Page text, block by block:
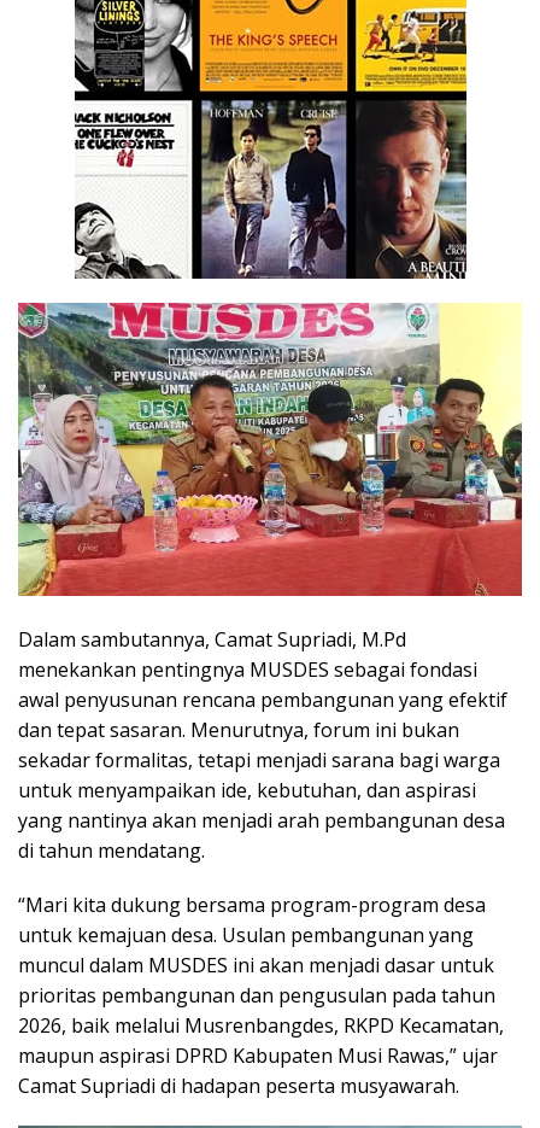
Dalam sambutannya, Camat Supriadi, M.Pd
menekankan pentingnya MUSDES sebagai fondasi
awal penyusunan rencana pembangunan yang efektif
dan tepat sasaran. Menurutnya, forum ini bukan
sekadar formalitas, tetapi menjadi sarana bagi warga
untuk menyampaikan ide, kebutuhan, dan aspirasi
yang nantinya akan menjadi arah pembangunan desa
di tahun mendatang.
“Mari kita dukung bersama program-program desa
untuk kemajuan desa. Usulan pembangunan yang
muncul dalam MUSDES ini akan menjadi dasar untuk
prioritas pembangunan dan pengusulan pada tahun
2026, baik melalui Musrenbangdes, RKPD Kecamatan,
maupun aspirasi DPRD Kabupaten Musi Rawas,” ujar
Camat Supriadi di hadapan peserta musyawarah.